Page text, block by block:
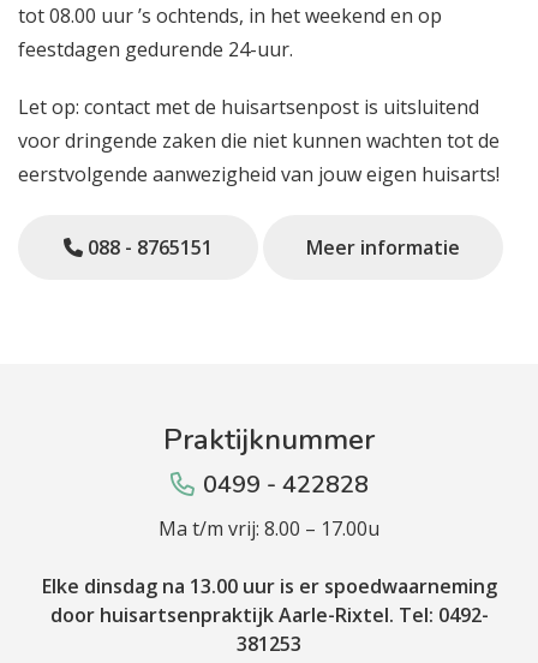
tot 08.00 uur ’s ochtends, in het weekend en op
feestdagen gedurende 24-uur.
Let op: contact met de huisartsenpost is uitsluitend
voor dringende zaken die niet kunnen wachten tot de
eerstvolgende aanwezigheid van jouw eigen huisarts!
088 - 8765151 Meer informatie
Praktijknummer
0499 - 422828
Ma t/m vrij: 8.00 – 17.00u
Elke dinsdag na 13.00 uur is er spoedwaarneming
door huisartsenpraktijk Aarle-Rixtel. Tel: 0492-
381253